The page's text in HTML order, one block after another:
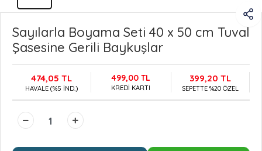
Sayılarla Boyama Seti 40 x 50 cm Tuval
Şasesine Gerili Baykuşlar
474,05 TL
HAVALE (%5 İND.)
499,00 TL
KREDİ KARTI
399,20 TL
SEPETTE %20 ÖZEL